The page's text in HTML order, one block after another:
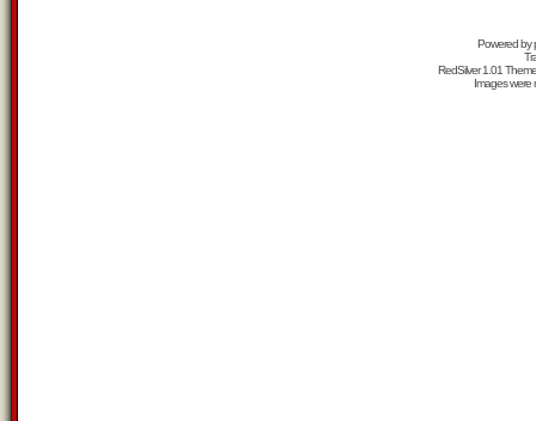
Powered by
RedSilver 1.01
Images were